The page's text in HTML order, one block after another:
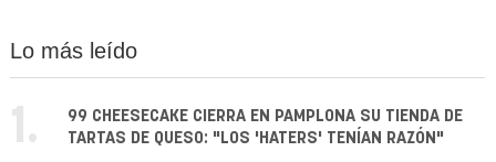
Lo más leído
1.
99 CHEESECAKE CIERRA EN PAMPLONA SU TIENDA DE
TARTAS DE QUESO: "LOS 'HATERS' TENÍAN RAZÓN"